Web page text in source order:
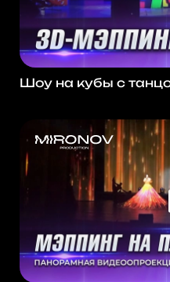
Шоу на кубы с